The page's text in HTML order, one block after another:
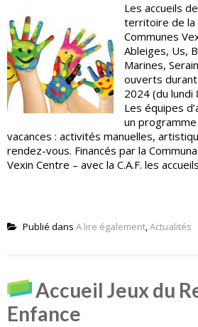
Les accueils
territoire de la
Communes
Ableiges, Us,
Marines,
ouverts
2024 (du lundi
Les équipes
un
vacances : activités manuelles,
rendez-vous. Financés par la
Vexin Centre – avec la C.A.F. les
Publié dans A lire également,Actualités
Accueil Jeux du
Enfance